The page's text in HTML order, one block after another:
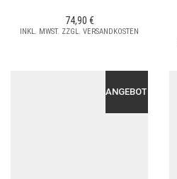
74,90 €
INKL. MWST. ZZGL. VERSANDKOSTEN
ANGEBOT!